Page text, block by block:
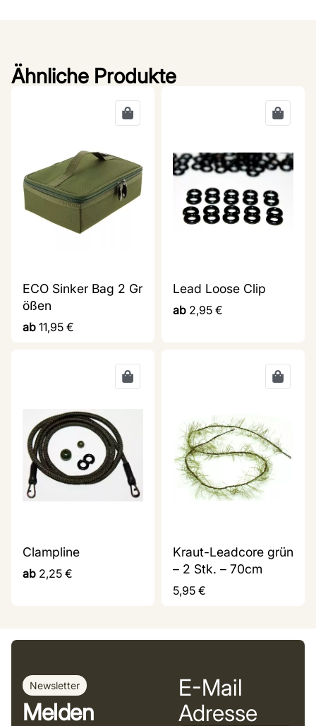
Ähnliche Produkte
ECO Sinker Bag 2 Gr
ößen
ab 11,95 €
Lead Loose Clip
ab 2,95 €
Clampline
ab 2,25 €
Kraut-Leadcore grün
– 2 Stk. – 70cm
5,95 €
Newsletter
Melden
E-Mail
Adresse